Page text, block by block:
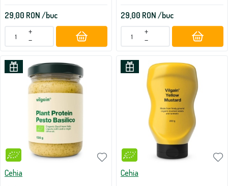
29,00 RON /buc
+
−
29,00 RON /buc
+
−
Cehia Cehia